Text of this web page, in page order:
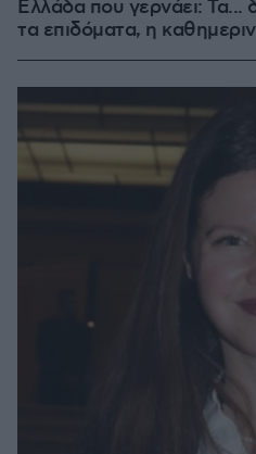
Ελλάδα που γερνάει: Τα...
τα επιδόματα, η